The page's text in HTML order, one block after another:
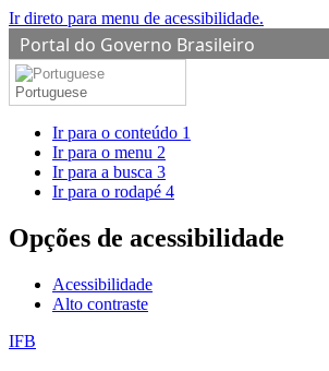
Ir direto para menu de acessibilidade.
Portal do Governo Brasileiro
Portuguese
Ir para o conteúdo 1
Ir para o menu 2
Ir para a busca 3
Ir para o rodapé 4
Opções de acessibilidade
Acessibilidade
Alto contraste
IFB